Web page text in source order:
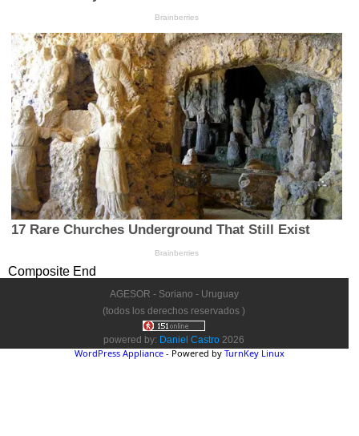
Composite End
AGESOR - Soriano - Uruguay
(todos los derechos reservados )
powered by: Daniel Castro 2026
WordPress Appliance- Powered byTurnKey Linux